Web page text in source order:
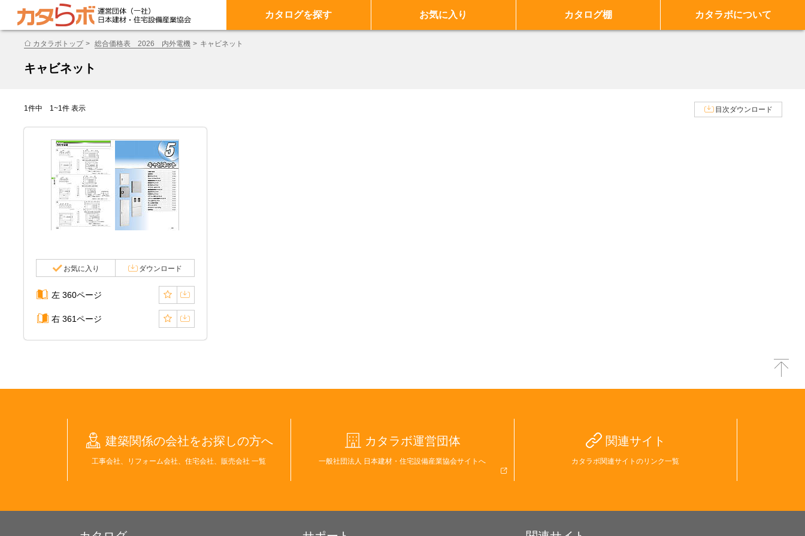
カタログを探す お気に入り カタログ棚 カタラボについて
カタラボトップ 総合価格表 2026 内外電機 キャビネット
キャビネット
1件中 1~1件 表示 目次ダウンロード
お気に入り ダウンロード
左 360ページ
右 361ページ
建築関係の会社をお探しの方へ
工事会社、リフォーム会社、住宅会社、販売会社 一覧
カタラボ運営団体
一般社団法人 日本建材・住宅設備産業協会サイトへ
関連サイト
カタラボ関連サイトのリンク一覧